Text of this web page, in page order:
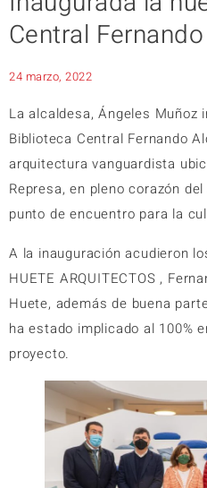
Central
24 marzo, 2022
La alcaldesa, Ángeles Muñoz
Biblioteca Central Fernando
arquitectura vanguardista
Represa, en pleno corazón
punto de encuentro para la
A la inauguración acudieron
HUETE ARQUITECTOS ,
Huete, además de buena
ha estado implicado al 100%
proyecto.